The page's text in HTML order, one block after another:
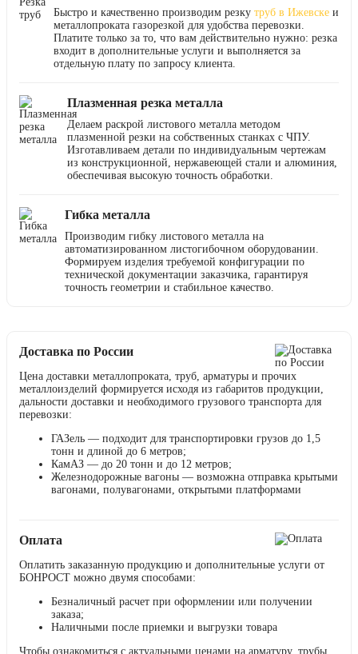
Быстро и качественно производим резку труб в Ижевске и
металлопроката газорезкой для удобства перевозки.
Платите только за то, что вам действительно нужно: резка
входит в дополнительные услуги и выполняется за
отдельную плату по запросу клиента.
Плазменная резка металла
Делаем раскрой листового металла методом
плазменной резки на собственных станках с ЧПУ.
Изготавливаем детали по индивидуальным чертежам
из конструкционной, нержавеющей стали и алюминия,
обеспечивая высокую точность обработки.
Гибка металла
Производим гибку листового металла на
автоматизированном листогибочном оборудовании.
Формируем изделия требуемой конфигурации по
технической документации заказчика, гарантируя
точность геометрии и стабильное качество.
Доставка по России
Цена доставки металлопроката, труб, арматуры и прочих
металлоизделий формируется исходя из габаритов продукции,
дальности доставки и необходимого грузового транспорта для
перевозки:
ГАЗель — подходит для транспортировки грузов до 1,5
тонн и длиной до 6 метров;
КамАЗ — до 20 тонн и до 12 метров;
Железнодорожные вагоны — возможна отправка крытыми
вагонами, полувагонами, открытыми платформами
Оплата
Оплатить заказанную продукцию и дополнительные услуги от
БОНРОСТ можно двумя способами:
Безналичный расчет при оформлении или получении
заказа;
Наличными после приемки и выгрузки товара
Чтобы ознакомиться с актуальными ценами на арматуру, трубы,